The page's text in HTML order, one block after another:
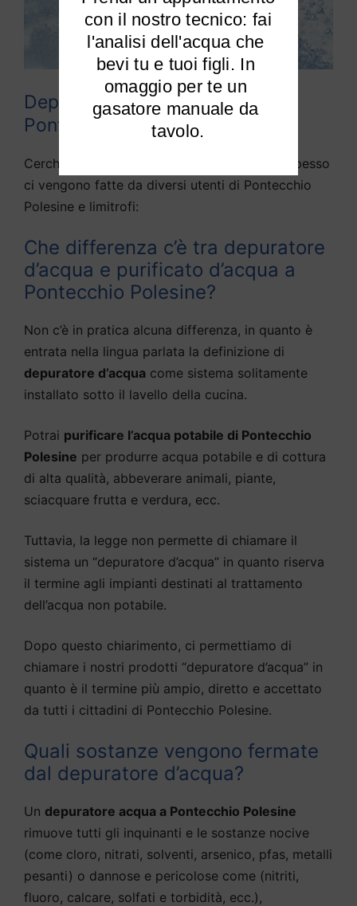
Depuratori acqua domestici
Pontecchio Polesine
Cerchiamo di rispondere alle domande che spesso
ci vengono fatte da diversi utenti di Pontecchio
Polesine e limitrofi:
Che differenza c’è tra depuratore
d’acqua e purificato d’acqua a
Pontecchio Polesine?
Non c’è in pratica alcuna differenza, in quanto è
entrata nella lingua parlata la definizione di
depuratore d’acqua come sistema solitamente
installato sotto il lavello della cucina.
Potrai purificare l’acqua potabile di Pontecchio
Polesine per produrre acqua potabile e di cottura
di alta qualità, abbeverare animali, piante,
sciacquare frutta e verdura, ecc.
Tuttavia, la legge non permette di chiamare il
sistema un “depuratore d’acqua” in quanto riserva
il termine agli impianti destinati al trattamento
dell’acqua non potabile.
Dopo questo chiarimento, ci permettiamo di
chiamare i nostri prodotti “depuratore d’acqua” in
quanto è il termine più ampio, diretto e accettato
da tutti i cittadini di Pontecchio Polesine.
Quali sostanze vengono fermate
dal depuratore d’acqua?
Un depuratore acqua a Pontecchio Polesine
rimuove tutti gli inquinanti e le sostanze nocive
(come cloro, nitrati, solventi, arsenico, pfas, metalli
pesanti) o dannose e pericolose come (nitriti,
fluoro, calcare, solfati e torbidità, ecc.),
l'analisi dell'acqua che
bevi tu e tuoi figli. In
omaggio per te un
gasatore manuale da
tavolo.